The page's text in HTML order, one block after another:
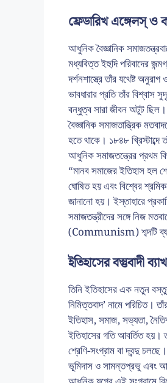
ফ্রেডারিখ এঙ্গেলস্ ও
আধুনিক বৈজ্ঞানিক
মধ্যবিত্ত ইহুদি পরিবাদের
দর্শনশাস্ত্রে তাঁর যথেষ্ট
ভাবধারার প্রতি তাঁর
বন্ধুত্ব সারা জীবন অটুট ছিল।
বৈজ্ঞানিক সমাজতান্ত্রিক
হতে থাকে। ১৮৪৮ খ্রিস্টাব্দে
আধুনিক সমাজতন্ত্রের
“মানব সমাজের ইতিহাস হল
ঘোষিত হয় এবং বিশ্বের
জানানো হয়। ইস্তাহারে
সমাজতন্ত্রীদের সঙ্গে নিজ
(Communism) শব্দটি
ইতিহাসের বস্তুবাদী
তিনি ইতিহাসের এক নতুন
নিমিত্তবাদ’ নামে পরিচিত।
ইতিহাস, সমাজ, সভ্যতা,
ইতিহাসের গতি আবর্তিত হয়।
শ্রেণি-সংগ্রাম বা দ্বন্দু
ভূমিদাস ও সামন্তপ্রভু এবং